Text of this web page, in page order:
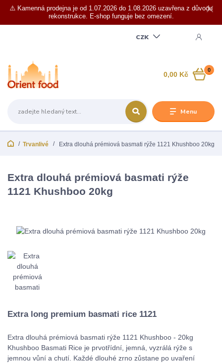
⚠️ Kamenná prodejna je od 1.07.2026 do 1.08.2026 uzavřena z důvodu
rekonstrukce. E-shop funguje bez omezení.
Menu
CZK
0
0,00 Kč
Trvanlivé Extra dlouhá prémiová basmati rýže 1121 Khushboo 20kg
Extra dlouhá prémiová basmati rýže
1121 Khushboo 20kg
Extra long premium basmati rice 1121
Extra dlouhá prémiová basmati rýže 1121 Khushboo - 20kg
Khushboo Basmati Rice je prvotřídní, jemná, vyzrálá rýže s
jemnou vůní a chutí. Každé dlouhé zrno zůstane po uvaření